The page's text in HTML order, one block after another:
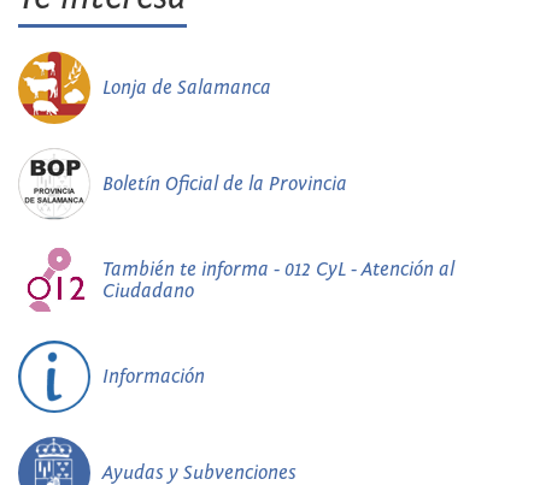
Lonja de Salamanca
Boletín Oficial de la Provincia
También te informa - 012 CyL - Atención al
Ciudadano
Información
Ayudas y Subvenciones